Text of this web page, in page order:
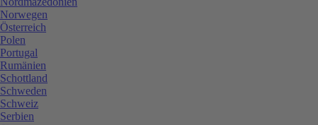
Norwegen
Österreich
Polen
Portugal
Rumänien
Schottland
Schweden
Schweiz
Serbien